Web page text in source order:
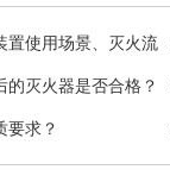
置使用场景、灭火流
灭火器是否合格？
要求？